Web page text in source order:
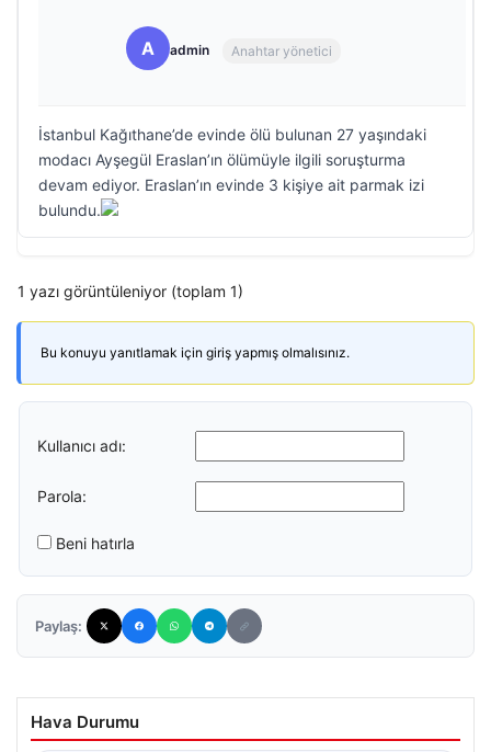
A admin Anahtar yönetici
İstanbul Kağıthane’de evinde ölü bulunan 27 yaşındaki
modacı Ayşegül Eraslan’ın ölümüyle ilgili soruşturma
devam ediyor. Eraslan’ın evinde 3 kişiye ait parmak izi
bulundu.
1 yazı görüntüleniyor (toplam 1)
Bu konuyu yanıtlamak için giriş yapmış olmalısınız.
Kullanıcı adı:
Parola:
Beni hatırla
Paylaş:
Hava Durumu